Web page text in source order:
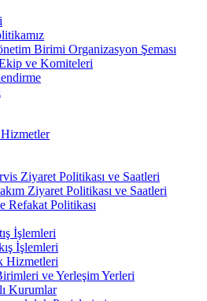
Birimi Organizasyon Şeması
ve Komiteleri
Ziyaret Politikası ve Saatleri
Ziyaret Politikası ve Saatleri
Refakat Politikası
İşlemleri
İşlemleri
Hizmetleri
ve Yerleşim Yerleri
Kurumlar